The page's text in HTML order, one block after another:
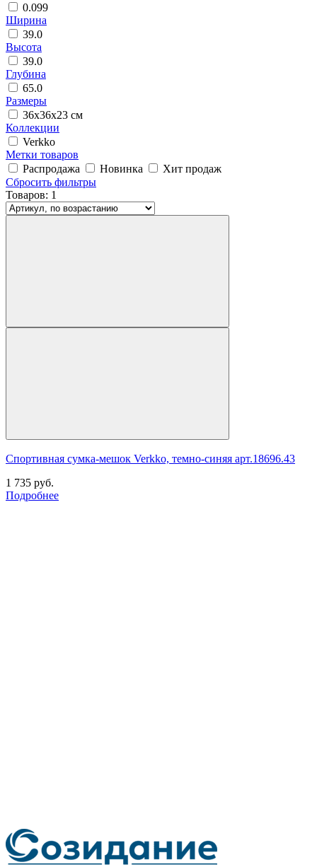
0.099
Ширина
39.0
Высота
39.0
Глубина
65.0
Размеры
36х36х23 см
Коллекции
Verkko
Метки товаров
Распродажа
Новинка
Хит продаж
Сбросить фильтры
Товаров: 1
Спортивная сумка-мешок Verkko, темно-синяя арт.18696.43
1 735 руб.
Подробнее